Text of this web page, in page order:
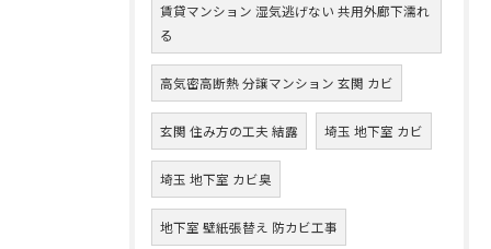
賃貸マンション 湿気逃げない 共用外廊下濡れ
る
高気密高断熱 分譲マンション 玄関 カビ
玄関 住み方の工夫 結露 埼玉 地下室 カビ
埼玉 地下室 カビ臭
地下室 壁紙張替え 防カビ工事